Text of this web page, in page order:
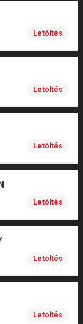
Letöltés
Letöltés
Letöltés
Letöltés
Letöltés
Letöltés